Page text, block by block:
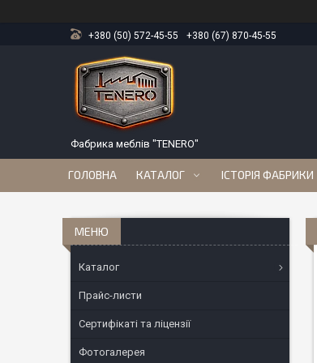
+380 (50) 572-45-55 +380 (67) 870-45-55
Фабрика меблів "TENERO"
ГОЛОВНА КАТАЛОГ ІСТОРІЯ ФАБРИКИ
Каталог
Прайс-листи
Сертифікаті та ліцензії
Фотогалерея